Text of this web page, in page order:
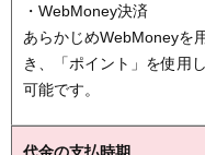
・WebMoney決済
あらかじめWebMoneyを
き、「ポイント」を使用
可能です。
代金の支払時期